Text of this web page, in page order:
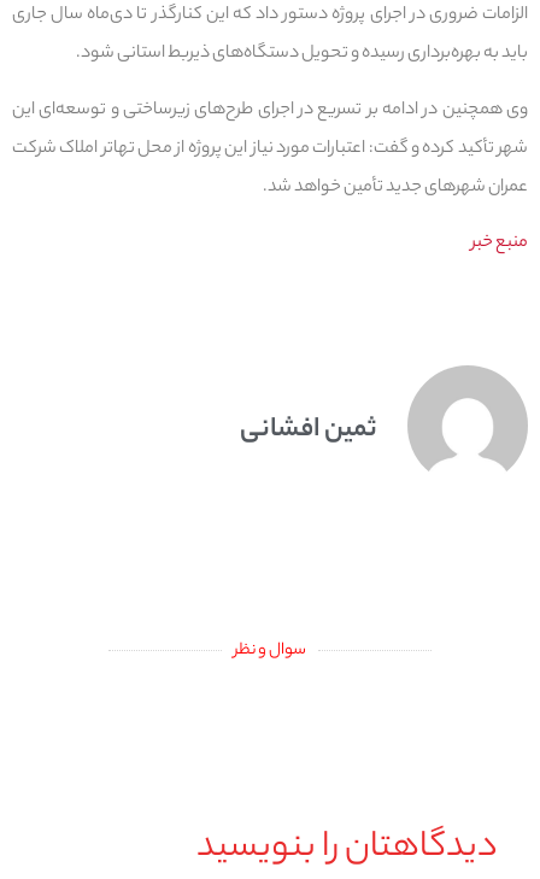
الزامات ضروری در اجرای پروژه دستور داد که این کنارگذر تا دی‌ماه سال جاری
باید به بهره‌برداری رسیده و تحویل دستگاه‌های ذیربط استانی شود.
وی همچنین در ادامه بر تسریع در اجرای طرح‌های زیرساختی و توسعه‌ای این
شهر تأکید کرده و گفت: اعتبارات مورد نیاز این پروژه از محل تهاتر املاک شرکت
عمران شهرهای جدید تأمین خواهد شد.
منبع خبر
ثمین افشانی
سوال و نظر
دیدگاهتان را بنویسید